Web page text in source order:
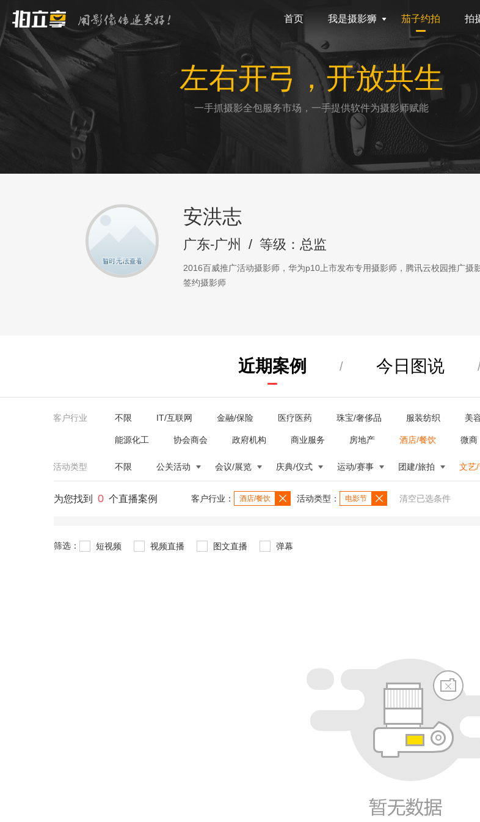
首页 我是摄影狮 茄子约拍 拍
左右开弓，开放共生
一手抓摄影全包服务市场，一手提供软件为摄影师赋能
安洪志
广东-广州 / 等级：总监
2016百威推广活动摄影师，华为p10上市发布专用摄影师，腾讯云校园推广摄
签约摄影师
近期案例 / 今日图说
客户行业 不限 IT/互联网 金融/保险 医疗医药 珠宝/奢侈品 服装纺织 美
能源化工 协会商会 政府机构 商业服务 房地产 酒店/餐饮 微商
活动类型 不限 公关活动 会议/展览 庆典/仪式 运动/赛事 团建/旅拍 文艺
为您找到 0 个直播案例 客户行业： 酒店/餐饮 活动类型： 电影节 清空已选条件
筛选： 短视频 视频直播 图文直播 弹幕